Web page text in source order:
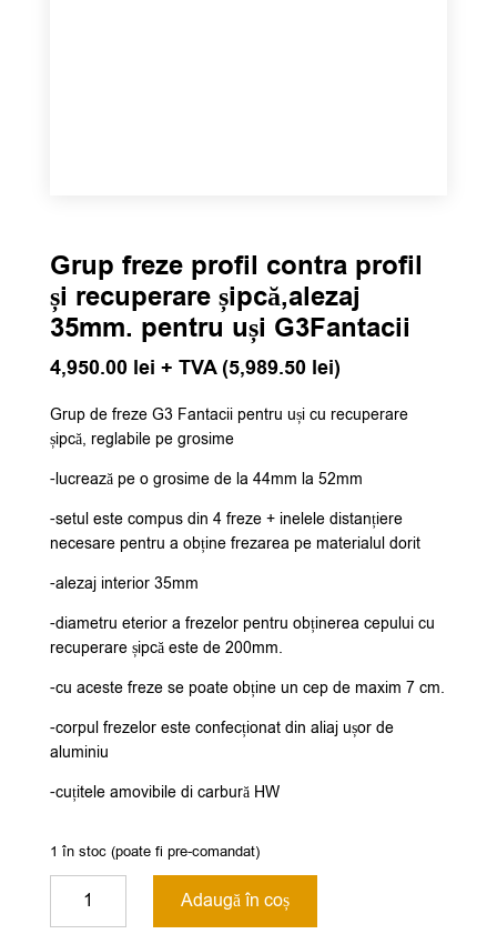
Grup freze profil contra profil
și recuperare șipcă,alezaj
35mm. pentru uși G3Fantacii
4,950.00 lei + TVA (5,989.50 lei)
Grup de freze G3 Fantacii pentru uși cu recuperare
șipcă, reglabile pe grosime
-lucrează pe o grosime de la 44mm la 52mm
-setul este compus din 4 freze + inelele distanțiere
necesare pentru a obține frezarea pe materialul dorit
-alezaj interior 35mm
-diametru eterior a frezelor pentru obținerea cepului cu
recuperare șipcă este de 200mm.
-cu aceste freze se poate obține un cep de maxim 7 cm.
-corpul frezelor este confecționat din aliaj ușor de
aluminiu
-cuțitele amovibile di carbură HW
1 în stoc (poate fi pre-comandat)
Grup
Adaugă în coș